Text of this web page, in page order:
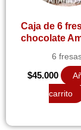
Caja de 6
chocolate
6
$45.000
carrito